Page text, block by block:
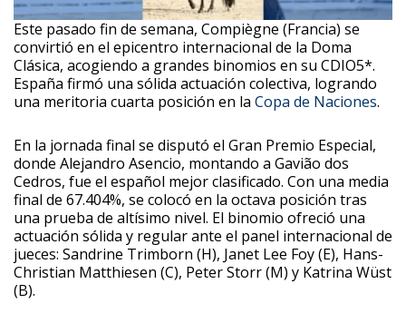
Este pasado fin de semana, Compiègne (Francia) se
convirtió en el epicentro internacional de la Doma
Clásica, acogiendo a grandes binomios en su CDIO5*.
España firmó una sólida actuación colectiva, logrando
una meritoria cuarta posición en la Copa de Naciones.
En la jornada final se disputó el Gran Premio Especial,
donde Alejandro Asencio, montando a Gavião dos
Cedros, fue el español mejor clasificado. Con una media
final de 67.404%, se colocó en la octava posición tras
una prueba de altísimo nivel. El binomio ofreció una
actuación sólida y regular ante el panel internacional de
jueces: Sandrine Trimborn (H), Janet Lee Foy (E), Hans-
Christian Matthiesen (C), Peter Storr (M) y Katrina Wüst
(B).